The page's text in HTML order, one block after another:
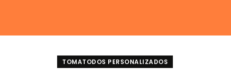
TOMATODOS PERSONALIZADOS